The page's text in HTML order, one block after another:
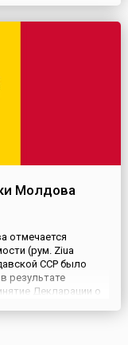
Молдова
отмечается
(рум. Ziua
ССР было
результате
Декларации о